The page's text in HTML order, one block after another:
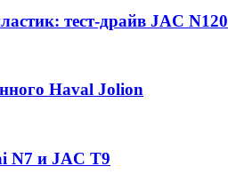
тест-драйв JAC N120
Haval Jolion
N7 и JAC T9